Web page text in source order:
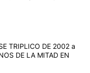
TRIPLICO DE 2002 a
DE LA MITAD EN